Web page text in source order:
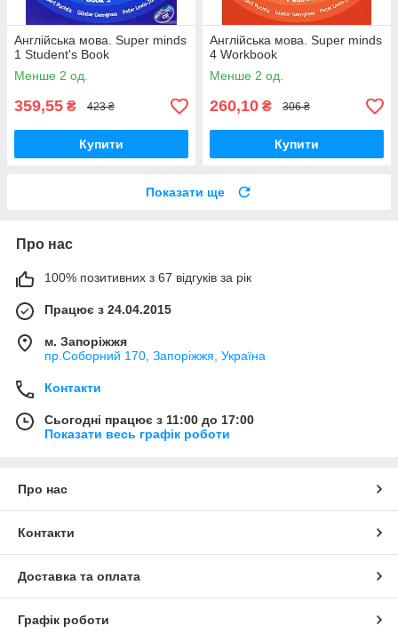
Англійська мова. Super minds
1 Student's Book
Менше 2 од.
359,55 ₴ 423 ₴
Купити
Англійська мова. Super minds
4 Workbook
Менше 2 од.
260,10 ₴ 306 ₴
Купити
Показати ще
Про нас
100% позитивних з 67 відгуків за рік
Працює з 24.04.2015
м. Запоріжжя
пр.Соборний 170, Запоріжжя, Україна
Контакти
Сьогодні працює з 11:00 до 17:00
Показати весь графік роботи
Про нас
Контакти
Доставка та оплата
Графік роботи